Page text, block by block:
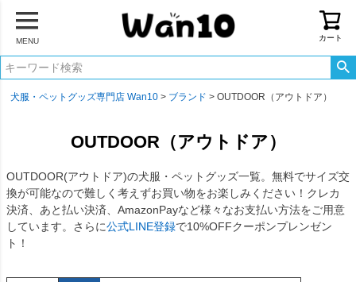
MENU カート
犬服・ペットグッズ専門店 Wan10 ブランド OUTDOOR（アウトドア）
OUTDOOR（アウトドア）
OUTDOOR(アウトドア)の犬服・ペットグッズ一覧。無料でサイズ交
換が可能なので難しく考えずお買い物をお楽しみください！クレカ
決済、あと払い決済、AmazonPayなど様々なお支払い方法をご用意
しています。さらに公式LINE登録で10%OFFクーポンプレンゼン
ト！